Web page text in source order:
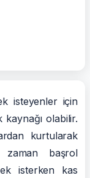
isteyenler için
kaynağı olabilir.
kurtularak
zaman başrol
isterken kas